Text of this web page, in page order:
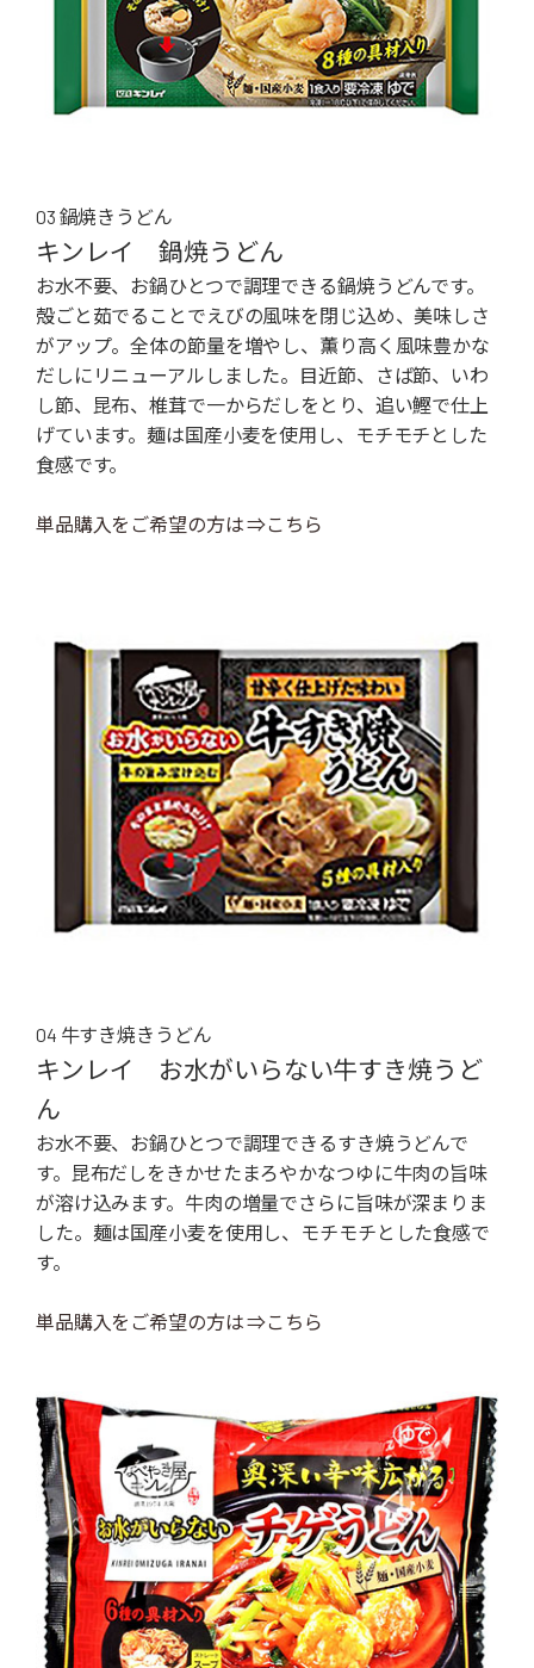
03 鍋焼きうどん
キンレイ 鍋焼うどん
お水不要、お鍋ひとつで調理できる鍋焼うどんです。
殻ごと茹でることでえびの風味を閉じ込め、美味しさ
がアップ。全体の節量を増やし、薫り高く風味豊かな
だしにリニューアルしました。目近節、さば節、いわ
し節、昆布、椎茸で一からだしをとり、追い鰹で仕上
げています。麺は国産小麦を使用し、モチモチとした
食感です。
単品購入をご希望の方は ⇒こちら
04 牛すき焼きうどん
キンレイ お水がいらない牛すき焼うど
ん
お水不要、お鍋ひとつで調理できるすき焼うどんで
す。昆布だしをきかせたまろやかなつゆに牛肉の旨味
が溶け込みます。牛肉の増量でさらに旨味が深まりま
した。麺は国産小麦を使用し、モチモチとした食感で
す。
単品購入をご希望の方は ⇒こちら